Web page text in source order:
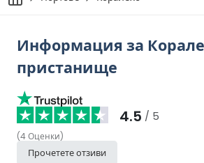
Информация за
пристанище
4.5 / 5
(4 Оценки)
Прочетете отзиви